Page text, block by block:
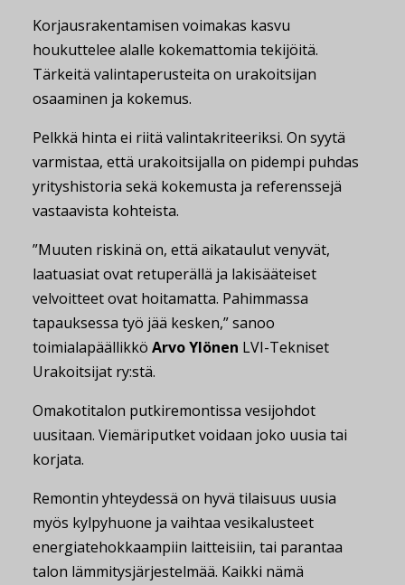
Korjausrakentamisen voimakas kasvu
houkuttelee alalle kokemattomia tekijöitä.
Tärkeitä valintaperusteita on urakoitsijan
osaaminen ja kokemus.
Pelkkä hinta ei riitä valintakriteeriksi. On syytä
varmistaa, että urakoitsijalla on pidempi puhdas
yrityshistoria sekä kokemusta ja referenssejä
vastaavista kohteista.
”Muuten riskinä on, että aikataulut venyvät,
laatuasiat ovat retuperällä ja lakisääteiset
velvoitteet ovat hoitamatta. Pahimmassa
tapauksessa työ jää kesken,” sanoo
toimialapäällikkö Arvo Ylönen LVI-Tekniset
Urakoitsijat ry:stä.
Omakotitalon putkiremontissa vesijohdot
uusitaan. Viemäriputket voidaan joko uusia tai
korjata.
Remontin yhteydessä on hyvä tilaisuus uusia
myös kylpyhuone ja vaihtaa vesikalusteet
energiatehokkaampiin laitteisiin, tai parantaa
talon lämmitysjärjestelmää. Kaikki nämä